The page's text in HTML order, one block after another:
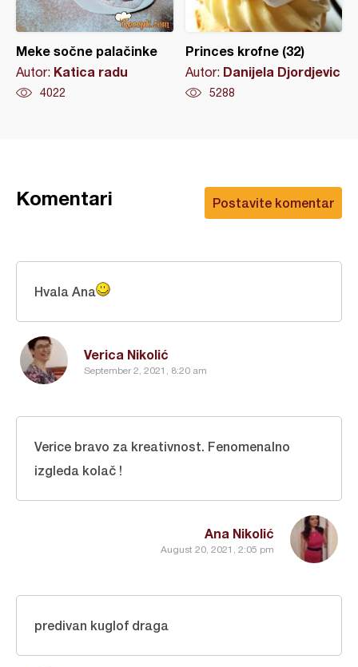
Meke sočne palačinke
Autor: Katica radu
4022
Princes krofne (32)
Autor: Danijela Djordjevic
5288
Postavite komentar
Komentari
Verica Nikolić
September 2, 2021, 8:20 am
Hvala Ana
Ana Nikolić
August 20, 2021, 2:05 pm
Verice bravo za kreativnost. Fenomenalno
izgleda kolač !
predivan kuglof draga